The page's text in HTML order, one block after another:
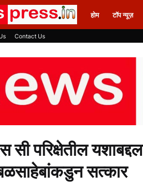
होम टॉप न्यूज़
Contact Us
सी परिक्षेतील
सत्कार